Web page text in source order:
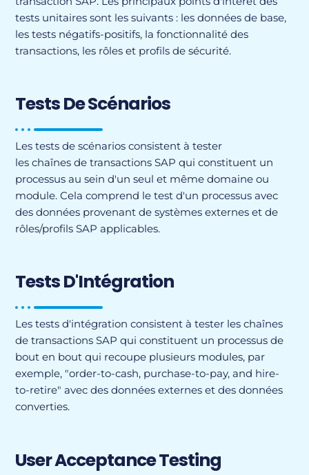
tests unitaires sont les suivants : les données de base,
les tests négatifs-positifs, la fonctionnalité des
transactions, les rôles et profils de sécurité.
Tests De Scénarios
Les tests de scénarios consistent à tester
les chaînes de transactions SAP qui constituent un
processus au sein d'un seul et même domaine ou
module. Cela comprend le test d'un processus avec
des données provenant de systèmes externes et de
rôles/profils SAP applicables.
Tests D'Intégration
Les tests d'intégration consistent à tester les chaînes
de transactions SAP qui constituent un processus de
bout en bout qui recoupe plusieurs modules, par
exemple, "order-to-cash, purchase-to-pay, and hire-
to-retire" avec des données externes et des données
converties.
User Acceptance Testing